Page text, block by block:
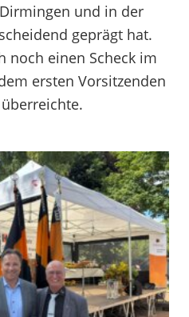
und in der
geprägt hat.
noch einen Scheck im
ersten Vorsitzenden